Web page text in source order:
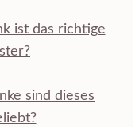
ist das richtige
sind dieses